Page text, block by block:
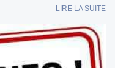
LIRE LA SUITE